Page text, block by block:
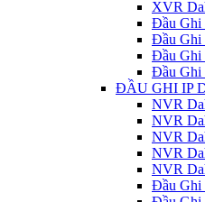
XVR
Đầu Ghi
Đầu Ghi
Đầu Ghi
Đầu Ghi
ĐẦU GHI IP
NVR
NVR
NVR
NVR
NVR
Đầu Ghi